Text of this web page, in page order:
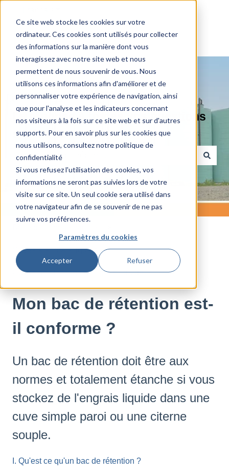
Ce site web stocke les cookies sur votre
ordinateur. Ces cookies sont utilisés pour collecter
des informations sur la manière dont vous
interagissez avec notre site web et nous
permettent de nous souvenir de vous. Nous
utilisons ces informations afin d'améliorer et de
personnaliser votre expérience de navigation, ainsi
que pour l'analyse et les indicateurs concernant
nos visiteurs à la fois sur ce site web et sur d'autres
supports. Pour en savoir plus sur les cookies que
nous utilisons, consultez notre politique de
confidentialité
Si vous refusez l'utilisation des cookies, vos
informations ne seront pas suivies lors de votre
visite sur ce site. Un seul cookie sera utilisé dans
votre navigateur afin de se souvenir de ne pas
suivre vos préférences.
Paramètres du cookies
Accepter Refuser
La réponse à toutes vos questions
sur les cuves !
Il n'y a aucune suggestion car le champ de recherche
Cuves à engrais liquide
Cuves de stockage d'engrais liquide
Mon bac de rétention est-
il conforme ?
Un bac de rétention doit être aux
normes et totalement étanche si vous
stockez de l'engrais liquide dans une
cuve simple paroi ou une citerne
souple.
I. Qu'est ce qu'un bac de rétention ?